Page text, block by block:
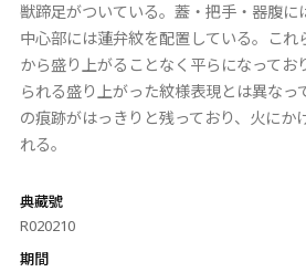
獣蹄足がついている。蓋・把手・器腹に
中心部には蓮弁紋を配置している。これ
から盛り上がることなく平らになってお
られる盛り上がった紋様表現とは異なっ
の痕跡がはっきりと残っており、火にか
れる。
典藏號
R020210
期間